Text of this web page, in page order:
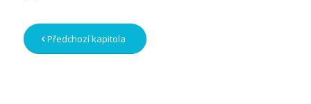
Předchozí kapitola